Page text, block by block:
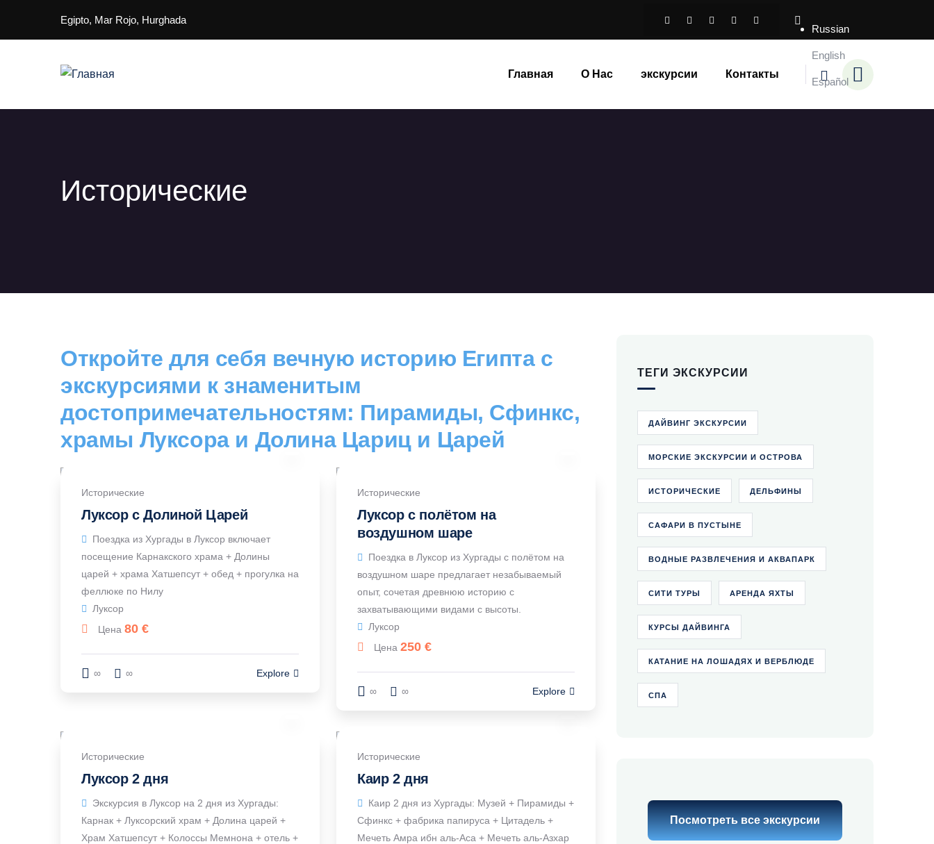
Egipto, Mar Rojo, Hurghada
Russian
English
Español
Главная О Нас экскурсии Контакты
Исторические
Откройте для себя вечную историю Египта с
экскурсиями к знаменитым
достопримечательностям: Пирамиды, Сфинкс,
храмы Луксора и Долина Цариц и Царей
Исторические
Луксор с Долиной Царей
Поездка из Хургады в Луксор включает
посещение Карнакского храма + Долины
царей + храма Хатшепсут + обед + прогулка на
феллюке по Нилу
Луксор
Цена 80 €
∞ ∞ Explore
Исторические
Луксор с полётом на
воздушном шаре
Поездка в Луксор из Хургады с полётом на
воздушном шаре предлагает незабываемый
опыт, сочетая древнюю историю с
захватывающими видами с высоты.
Луксор
Цена 250 €
∞ ∞ Explore
Исторические
Луксор 2 дня
Экскурсия в Луксор на 2 дня из Хургады:
Карнак + Луксорский храм + Долина царей +
Храм Хатшепсут + Колоссы Мемнона + отель +
Исторические
Каир 2 дня
Каир 2 дня из Хургады: Музей + Пирамиды +
Сфинкс + фабрика папируса + Цитадель +
Мечеть Амра ибн аль-Аса + Мечеть аль-Азхар
ТЕГИ ЭКСКУРСИИ
ДАЙВИНГ ЭКСКУРСИИ
МОРСКИЕ ЭКСКУРСИИ И ОСТРОВА
ИСТОРИЧЕСКИЕ ДЕЛЬФИНЫ
САФАРИ В ПУСТЫНЕ
ВОДНЫЕ РАЗВЛЕЧЕНИЯ И АКВАПАРК
СИТИ ТУРЫ АРЕНДА ЯХТЫ
КУРСЫ ДАЙВИНГА
КАТАНИЕ НА ЛОШАДЯХ И ВЕРБЛЮДЕ
СПА
Посмотреть все экскурсии